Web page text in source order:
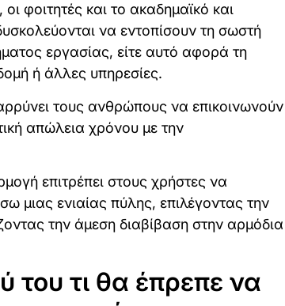
φοιτητές και το ακαδημαϊκό και
να εντοπίσουν τη σωστή
εργασίας, είτε αυτό αφορά τη
ή άλλες υπηρεσίες.
τους ανθρώπους να επικοινωνούν
απώλεια χρόνου με την
επιτρέπει στους χρήστες να
μιας ενιαίας πύλης, επιλέγοντας την
την άμεση διαβίβαση στην αρμόδια
του τι θα έπρεπε να